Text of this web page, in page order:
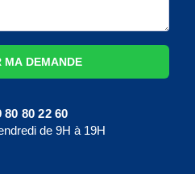
MA DEMANDE
80 80 22 60
de 9H à 19H